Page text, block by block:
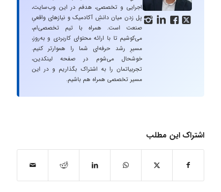
   
اجرایی و تخصصی، هدفم در این وب‌سایت،
پل زدن میان دانشِ آکادمیک و نیازهای واقعیِ
صنعت است. همراه با تیم تخصصی‌ام،
می‌کوشیم تا با ارائه محتوای کاربردی و به‌روز،
مسیرِ رشد حرفه‌ای شما را هموارتر کنیم.
خوشحال می‌شوم در صفحه لینکدین،
تجربیاتمان را به اشتراک بگذاریم و در این
مسیر تخصصی همراه هم باشیم.
اشتراک این مطلب